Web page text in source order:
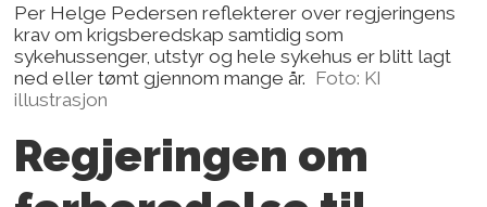
Per Helge Pedersen reflekterer over regjeringens
krav om krigsberedskap samtidig som
sykehussenger, utstyr og hele sykehus er blitt lagt
ned eller tømt gjennom mange år. Foto: KI
illustrasjon
Regjeringen om